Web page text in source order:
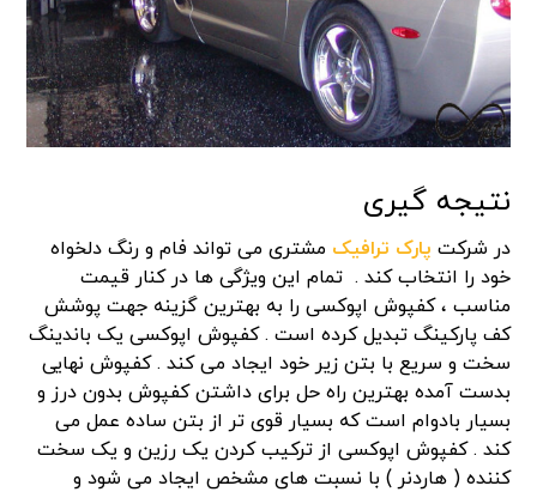
نتیجه گیری
در شرکت پارک ترافیک مشتری می تواند فام و رنگ دلخواه
خود را انتخاب کند . تمام این ویژگی ها در کنار قیمت
مناسب ، کفپوش اپوکسی را به بهترین گزینه جهت پوشش
کف پارکینگ تبدیل کرده است . کفپوش اپوکسی یک باندینگ
سخت و سریع با بتن زیر خود ایجاد می کند . کفپوش نهایی
بدست آمده بهترین راه حل برای داشتن کفپوش بدون درز و
بسیار بادوام است که بسیار قوی تر از بتن ساده عمل می
کند . کفپوش اپوکسی از ترکیب کردن یک رزین و یک سخت
کننده ( هاردنر ) با نسبت های مشخص ایجاد می شود و